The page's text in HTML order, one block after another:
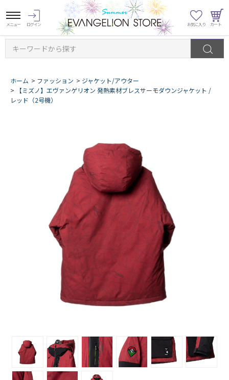
キーワードから探す
ホーム > ファッション > ジャケット/アウター
>
【ミズノ】エヴァンゲリオン 発熱素材ブレスサーモダウンジャケット /
レッド（2号機）